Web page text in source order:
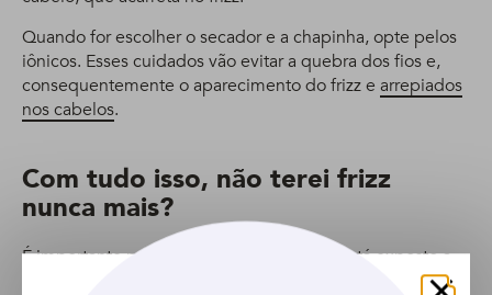
Quando for escolher o secador e a chapinha, opte pelos
iônicos. Esses cuidados vão evitar a quebra dos fios e,
consequentemente o aparecimento do frizz e arrepiados
nos cabelos.
Com tudo isso, não terei frizz
nunca mais?
É importante pensar que o nosso cabelo está exposto a
diversos fatores externos, então chega a ser impossível